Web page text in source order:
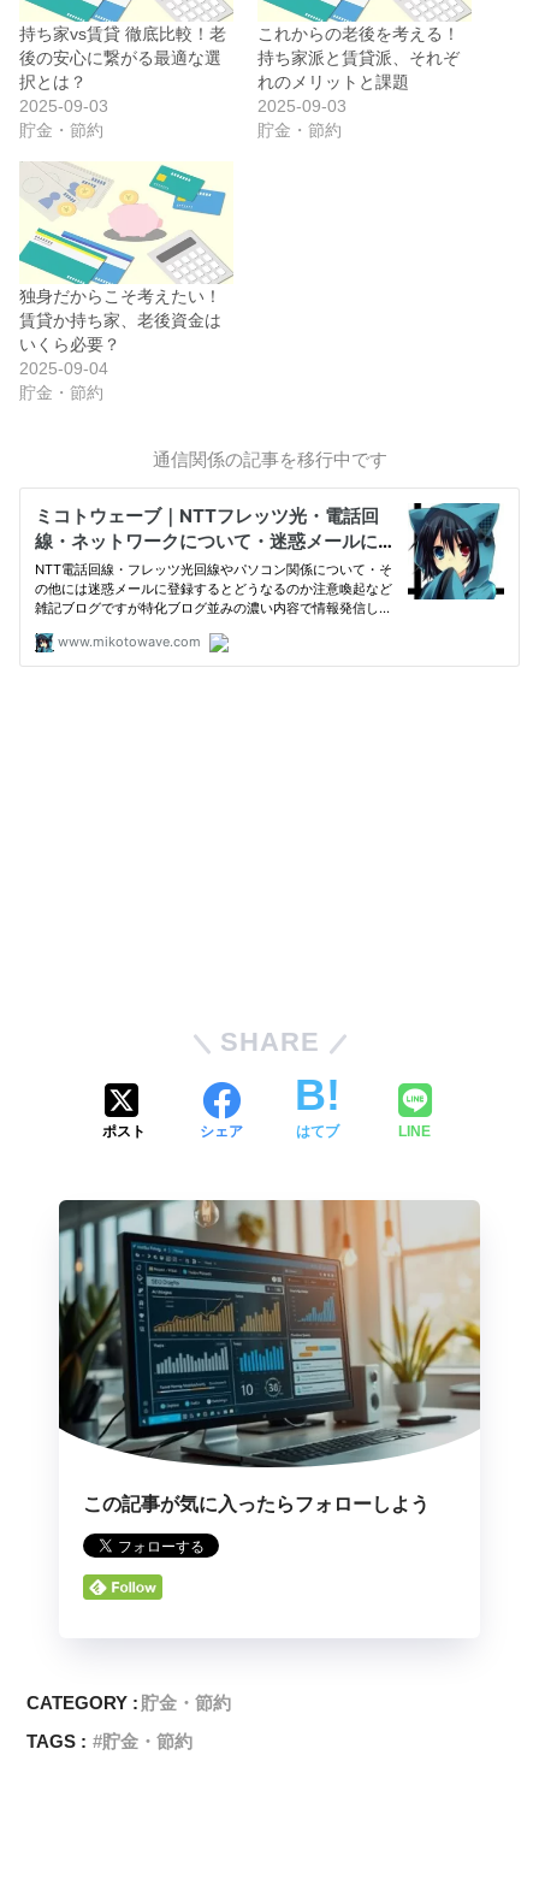
持ち家vs賃貸 徹底比較！老
後の安心に繋がる最適な選
択とは？
2025-09-03
貯金・節約
これからの老後を考える！
持ち家派と賃貸派、それぞ
れのメリットと課題
2025-09-03
貯金・節約
独身だからこそ考えたい！
賃貸か持ち家、老後資金は
いくら必要？
2025-09-04
貯金・節約
通信関係の記事を移行中です
SHARE
ポスト シェア はてブ LINE
この記事が気に入ったらフォローしよう
CATEGORY : 貯金・節約
TAGS :
貯金・節約